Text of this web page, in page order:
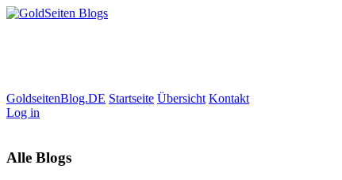
GoldseitenBlog.DE Startseite Übersicht Kontakt
Log in
Alle Blogs